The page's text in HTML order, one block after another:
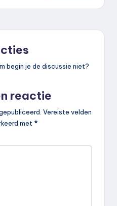
begin je de discussie niet?
reactie
Vereiste velden
met *